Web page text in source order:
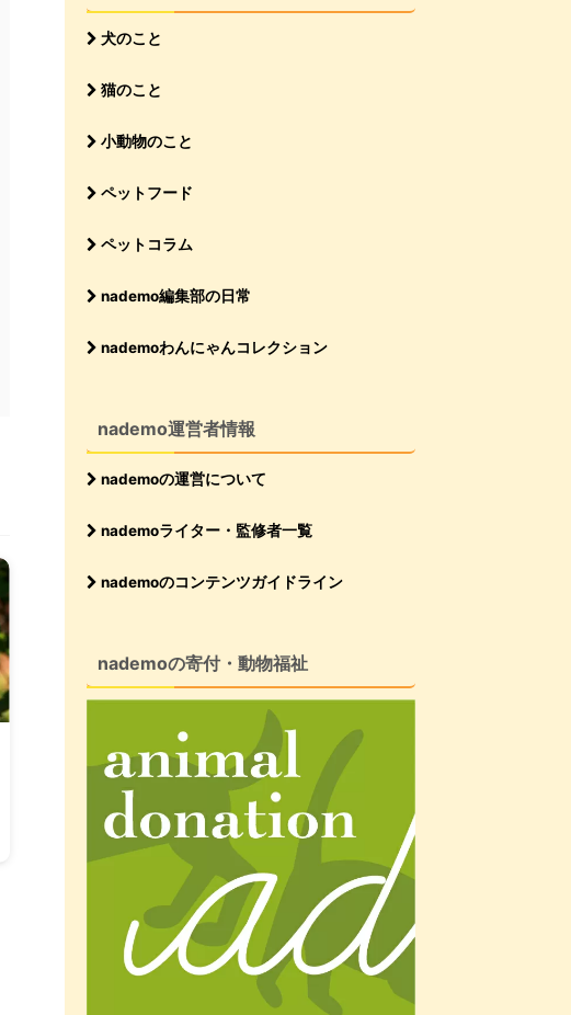
犬のこと
猫のこと
小動物のこと
ペットフード
ペットコラム
nademo編集部の日常
nademoわんにゃんコレクション
nademo運営者情報
nademoの運営について
nademoライター・監修者一覧
nademoのコンテンツガイドライン
nademoの寄付・動物福祉